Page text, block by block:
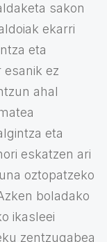
sakon
ekarri
eta
esanik ez
ahal
eta
eskatzen ari
oztopatzeko
boladako
ikasleei
zentzugabea